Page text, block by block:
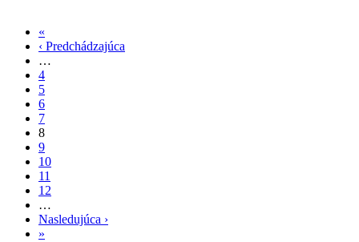
Stránkovanie
«
strana
‹ Predchádzajúca
…
4
5
6
7
8
9
10
11
12
…
Nasledujúca ›
»